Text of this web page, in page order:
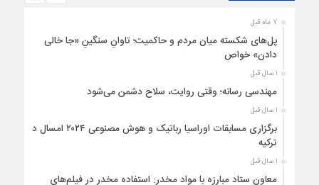
7 ماه قبل
پل‌های شکسته میان مردم و حاکمیت؛ تاوانِ سنگینِ «جا خالی
دادن» خواص
1 سال قبل
مهندسی رسانه؛ وقتی روایت، سلاح دشمن می‌شود
1 سال قبل
برگزاری مسابقات اوراسیا رباتیک و هوش مصنوعی ۲۰۲۴ امسال در
ترکیه
1 سال قبل
معاون ستاد مبارزه با مواد مخدر: استفاده مخدر در فیلم‌های